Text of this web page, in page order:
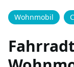
Wohnmobil